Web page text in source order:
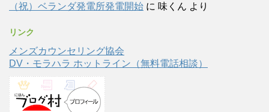
（祝）ベランダ発電所発電開始 に 味くん より
リンク
メンズカウンセリング協会
DV・モラハラ ホットライン（無料電話相談）